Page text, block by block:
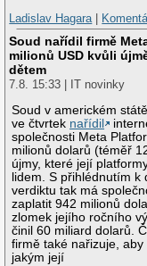
Ladislav Hagara
Soud nařídil firmě
milionů USD kvůli
dětem
7.8. 15:33 | IT novinky
Soud v americkém
ve čtvrtek nařídil
společnosti Meta
milionů dolarů (téměř
újmy, které její
lidem. S přihlédnutím k
verdiktu tak má
zaplatit 942 milionů
zlomek jejího ročního
činil 60 miliard dolarů.
firmě také nařizuje, aby
jakým její